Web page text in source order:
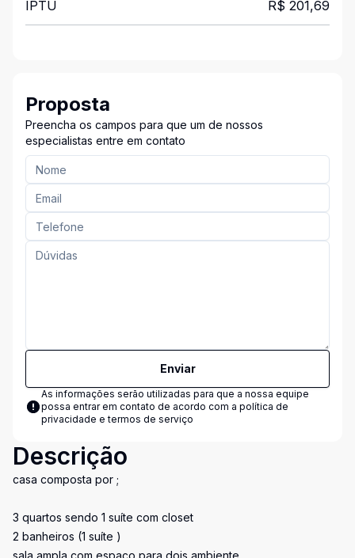
IPTU R$ 201,69
Proposta
Preencha os campos para que um de nossos
especialistas entre em contato
Enviar
As informações serão utilizadas para que a nossa equipe
possa entrar em contato de acordo com a política de
privacidade e termos de serviço
Descrição
casa composta por ;
3 quartos sendo 1 suíte com closet
2 banheiros (1 suíte )
sala ampla com espaço para dois ambiente